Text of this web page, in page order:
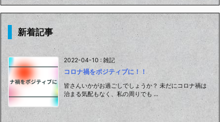
新着記事
2022-04-10 : 雑記
コロナ禍をポジティブに！！
皆さんいかがお過ごしでしょうか？ 未だにコロナ禍は
治まる気配もなく、私の周りでも ...